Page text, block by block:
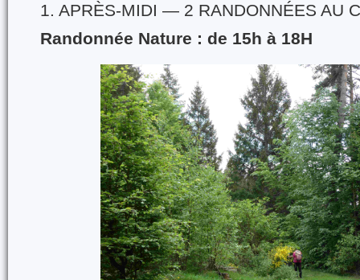
1. APRÈS-MIDI — 2 RANDONNÉES AU
Randonnée Nature : de 15h à 18H